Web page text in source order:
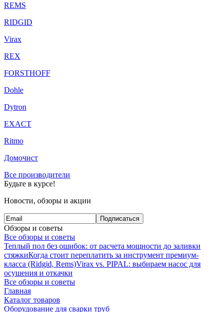
REMS
RIDGID
Virax
REX
FORSTHOFF
Dohle
Dytron
EXACT
Ritmo
Домочист
Все производители
Будьте в курсе!
Новости, обзоры и акции
Подписаться
Обзоры и советы
Все обзоры и советы
Теплый пол без ошибок: от расчета мощности до заливки
стяжкиКогда стоит переплатить за инструмент премиум-
класса (Ridgid, Rems)Virax vs. PIPAL: выбираем насос для
осушения и откачки
Все обзоры и советы
Главная
Каталог товаров
Оборудование для сварки труб